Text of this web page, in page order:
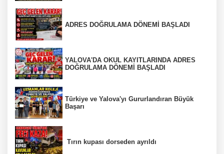
ADRES DOĞRULAMA DÖNEMİ BAŞLADI
YALOVA'DA OKUL KAYITLARINDA ADRES
DOĞRULAMA DÖNEMİ BAŞLADI
Türkiye ve Yalova'yı Gururlandıran Büyük
Başarı
Tırın kupası dorseden ayrıldı